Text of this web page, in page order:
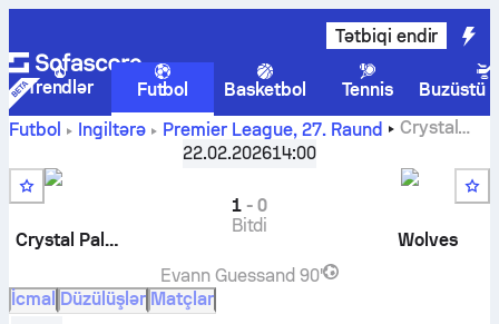
Tətbiqi endir
Trendlər Futbol Basketbol Tennis
Buzüstü
Futbol
İngiltərə Premier League, 27. Raund
Crystal
Wolverhamptoncanlı hesab, başabaş mübarizə
nəticələri, turnir cədvəli və proqnoz
22.02.202614:00
Crystal Palace
1-0
Bitdi
Wolves
Evann Guessand 90'
İcmal Düzülüşlər Matçlar